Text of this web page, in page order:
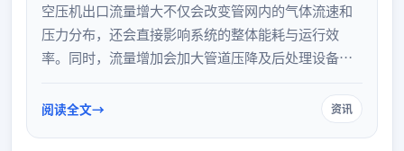
空压机出口流量增大不仅会改变管网内的气体流速和
压力分布，还会直接影响系统的整体能耗与运行效
率。同时，流量增加会加大管道压降及后处理设备的
参数的变化。合理监控这些参数对保障系统稳定至关
阅读全文 资讯